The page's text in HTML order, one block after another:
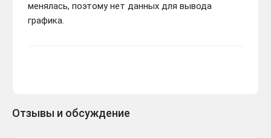
менялась, поэтому нет данных для вывода
графика.
Отзывы и обсуждение